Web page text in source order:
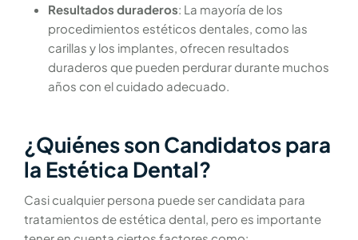
Resultados duraderos: La mayoría de los
procedimientos estéticos dentales, como las
carillas y los implantes, ofrecen resultados
duraderos que pueden perdurar durante muchos
años con el cuidado adecuado.
¿Quiénes son Candidatos para
la Estética Dental?
Casi cualquier persona puede ser candidata para
tratamientos de estética dental, pero es importante